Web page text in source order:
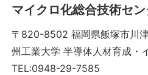
マイクロ化総合技術セ
〒820-8502 福岡県飯塚市川
州工業大学 半導体人材育成・
TEL:0948-29-7585